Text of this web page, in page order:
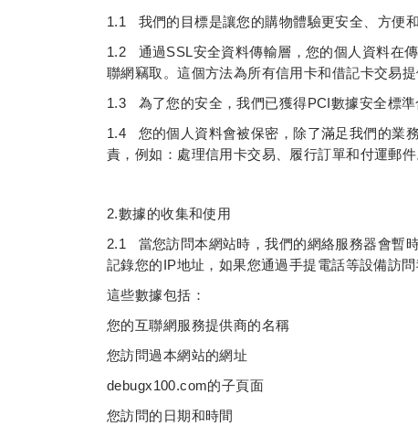
1.1 我們的目標是讓您的購物體驗更安全、方便
1.2 通過SSL安全資料傳輸層，您的個人資料在
聯網竊取。這個方法為所有信用卡和借記卡交易提
1.3 為了您的安全，我們已獲得PCI數據安全標準
1.4 您的個人資料會被保密，除了滿足我們的業
責，例如：處理信用卡交易、履行訂單和付運郵
2.數據的收集和使用
2.1 當您訪問本網站時，我們的網絡服務器會暫
記錄您的IP地址，如果您通過手提電話等設備訪
這些數據包括：
您的互聯網服務提供商的名稱
您訪問過本網站的網址
debugx100.com的子頁面
您訪問的日期和時間